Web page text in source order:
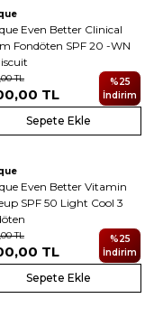
Even Better Clinical
Fondöten SPF 20 -WN
TL
TL
%25
İndirim
Sepete Ekle
Even Better Vitamin
SPF 50 Light Cool 3
TL
TL
%25
İndirim
Sepete Ekle